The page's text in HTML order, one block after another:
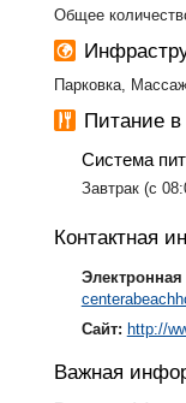
Общее
Парковка,
Питание
Система
​Завтрак (с
Контактная
Электронная
Сайт: http://
Важная